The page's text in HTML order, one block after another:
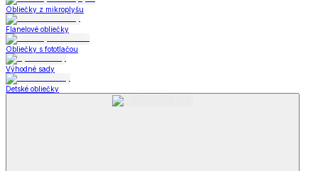
Obliečky z mikroplyšu
Flanelové obliečky
Obliečky s fototlačou
Výhodné sady
Detské obliečky